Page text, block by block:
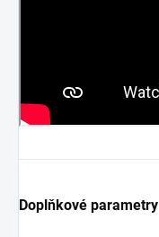
Doplňkové parametry